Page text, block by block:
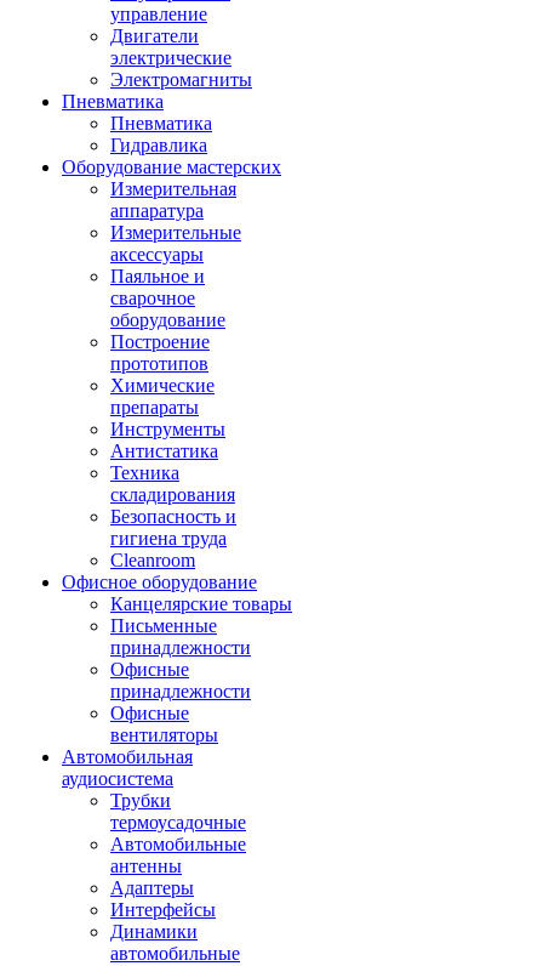
управление
Двигатели
электрические
Электромагниты
Пневматика
Пневматика
Гидравлика
Оборудование мастерских
Измерительная
аппаратура
Измерительные
аксессуары
Паяльное и
сварочное
оборудование
Построение
прототипов
Химические
препараты
Инструменты
Aнтистатика
Техника
складирования
Безопасность и
гигиена труда
Cleanroom
Офисное оборудование
Канцелярские товары
Письменные
принадлежности
Офисные
принадлежности
Офисные
вентиляторы
Автомобильная
аудиосистема
Трубки
термоусадочные
Автомобильные
антенны
Адаптеры
Интерфейсы
Динамики
автомобильные